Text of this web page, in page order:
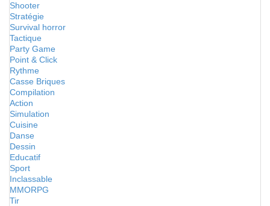
Shooter
Stratégie
Survival horror
Tactique
Party Game
Point & Click
Rythme
Casse Briques
Compilation
Action
Simulation
Cuisine
Danse
Dessin
Educatif
Sport
Inclassable
MMORPG
Tir